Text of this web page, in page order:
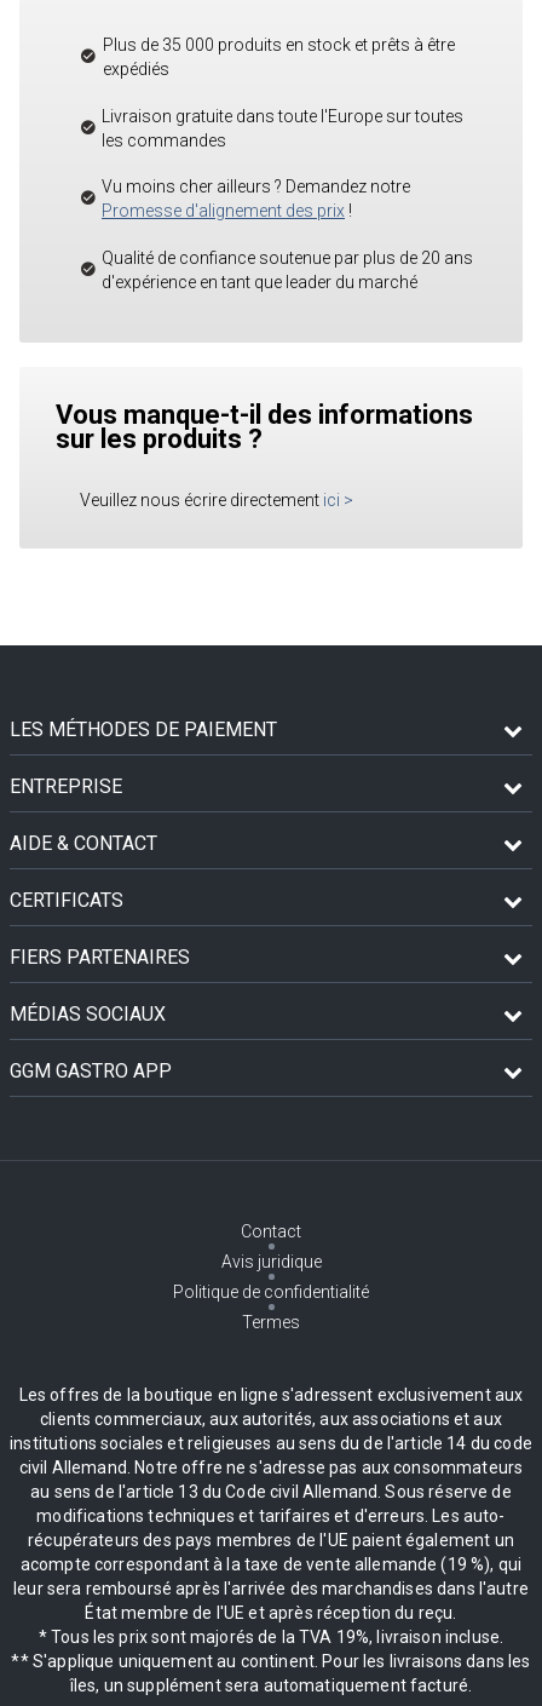
Plus de 35 000 produits en stock et prêts à être
expédiés
Livraison gratuite dans toute l'Europe sur toutes
les commandes
Vu moins cher ailleurs ? Demandez notre
Promesse d'alignement des prix !
Qualité de confiance soutenue par plus de 20 ans
d'expérience en tant que leader du marché
Vous manque-t-il des informations
sur les produits ?
Veuillez nous écrire directement ici >
LES MÉTHODES DE PAIEMENT
ENTREPRISE
AIDE & CONTACT
CERTIFICATS
FIERS PARTENAIRES
MÉDIAS SOCIAUX
GGM GASTRO APP
Contact
Avis juridique
Politique de confidentialité
Termes
Les offres de la boutique en ligne s'adressent exclusivement aux
clients commerciaux, aux autorités, aux associations et aux
institutions sociales et religieuses au sens du de l'article 14 du code
civil Allemand. Notre offre ne s'adresse pas aux consommateurs
au sens de l'article 13 du Code civil Allemand. Sous réserve de
modifications techniques et tarifaires et d'erreurs. Les auto-
récupérateurs des pays membres de l'UE paient également un
acompte correspondant à la taxe de vente allemande (19 %), qui
leur sera remboursé après l'arrivée des marchandises dans l'autre
État membre de l'UE et après réception du reçu.
* Tous les prix sont majorés de la TVA 19%, livraison incluse.
** S'applique uniquement au continent. Pour les livraisons dans les
îles, un supplément sera automatiquement facturé.